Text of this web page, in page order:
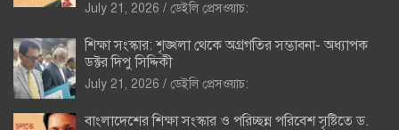
July 21, 2026 ডেইলি প্রেসওয়াচ:
শিক্ষা সংস্কার: শৃঙ্খলা থেকে অগ্রগতির সম্ভাবনা- অধ্যাপক
ডক্টর দিপু সিদ্দিকী
July 21, 2026 ডেইলি প্রেসওয়াচ:
বাংলাদেশের শিক্ষা সংস্কার ও পরিচ্ছন্ন পরিবেশ সৃষ্টিতে ড.